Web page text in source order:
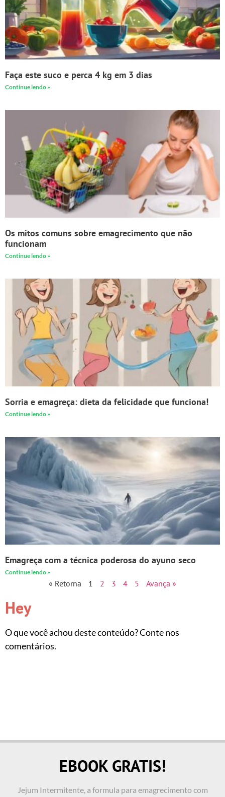
Faça este suco e perca 4 kg em 3 dias
Continue lendo »
Os mitos comuns sobre emagrecimento que não
funcionam
Continue lendo »
Sorria e emagreça: dieta da felicidade que funciona!
Continue lendo »
Emagreça com a técnica poderosa do ayuno seco
Continue lendo »
« Retorna 1 2 3 4 5 Avança »
Hey
O que você achou deste conteúdo? Conte nos
comentários.
EBOOK GRATIS!
Jejum Intermitente, a formula para emagrecimento com